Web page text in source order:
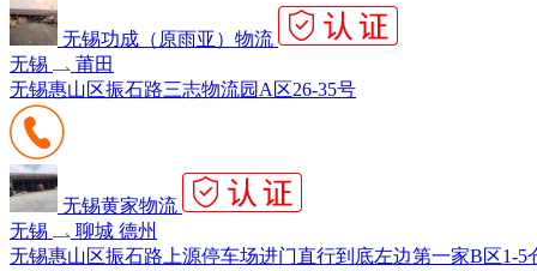
无锡功成（原雨亚）物流
无锡
莆田
无锡惠山区振石路三志物流园A区26-35号
无锡黄家物流
无锡
聊城 德州
无锡惠山区振石路上源停车场进门直行到底左边第一家B区1-5